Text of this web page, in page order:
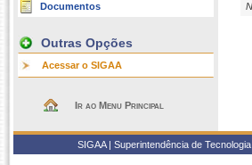
Documentos
Outras Opções
Acessar o SIGAA
Ir ao Menu Principal
SIGAA | Superintendência de